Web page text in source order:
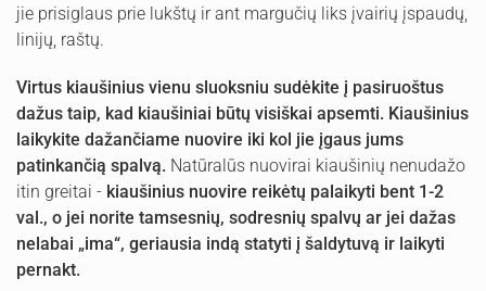
jie prisiglaus prie lukštų ir ant margučių liks įvairių įspaudų,
linijų, raštų.
Virtus kiaušinius vienu sluoksniu sudėkite į pasiruoštus
dažus taip, kad kiaušiniai būtų visiškai apsemti. Kiaušinius
laikykite dažančiame nuovire iki kol jie įgaus jums
patinkančią spalvą. Natūralūs nuovirai kiaušinių nenudažo
itin greitai - kiaušinius nuovire reikėtų palaikyti bent 1-2
val., o jei norite tamsesnių, sodresnių spalvų ar jei dažas
nelabai „ima“, geriausia indą statyti į šaldytuvą ir laikyti
pernakt.